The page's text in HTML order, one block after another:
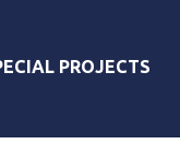
PROJECTS